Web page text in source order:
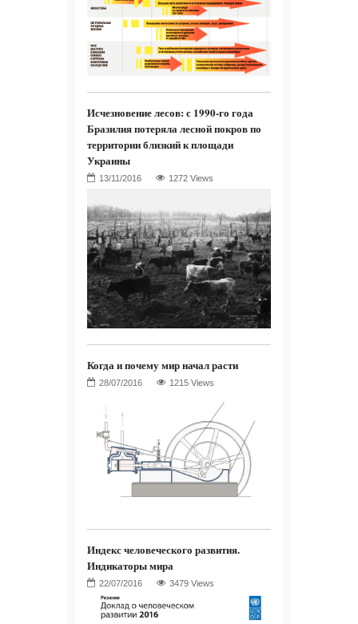
Исчезновение лесов: с 1990-го года
Бразилия потеряла лесной покров по
территории близкий к площади
Украины
1272 Views
Когда и почему мир начал расти
1215 Views
Индекс человеческого развития.
Индикаторы мира
3479 Views